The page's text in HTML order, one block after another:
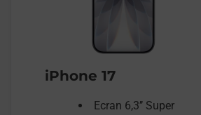
iPhone 17
Ecran 6,3’’ Super